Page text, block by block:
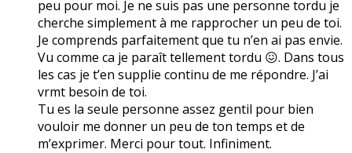
peu pour moi. Je ne suis pas une personne tordu je
cherche simplement à me rapprocher un peu de toi.
Je comprends parfaitement que tu n’en ai pas envie.
Vu comme ca je paraît tellement tordu 😖. Dans tous
les cas je t’en supplie continu de me répondre. J’ai
vrmt besoin de toi.
Tu es la seule personne assez gentil pour bien
vouloir me donner un peu de ton temps et de
m’exprimer. Merci pour tout. Infiniment.